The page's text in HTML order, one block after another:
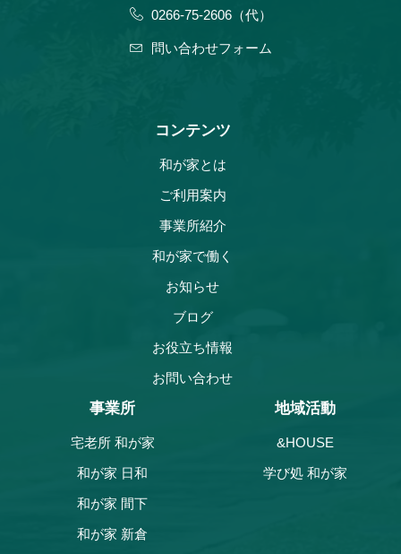
0266-75-2606（代）
問い合わせフォーム
コンテンツ
和が家とは
ご利用案内
事業所紹介
和が家で働く
お知らせ
ブログ
お役立ち情報
お問い合わせ
事業所
宅老所 和が家
和が家 日和
和が家 間下
和が家 新倉
地域活動
&HOUSE
学び処 和が家